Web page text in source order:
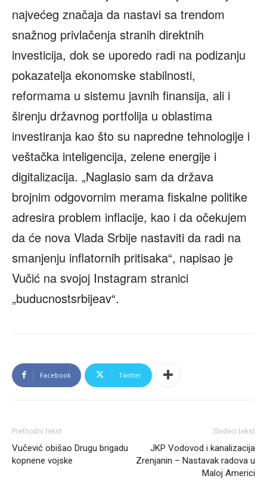
najvećeg značaja da nastavi sa trendom
snažnog privlačenja stranih direktnih
investicija, dok se uporedo radi na podizanju
pokazatelja ekonomske stabilnosti,
reformama u sistemu javnih finansija, ali i
širenju državnog portfolija u oblastima
investiranja kao što su napredne tehnologije i
veštačka inteligencija, zelene energije i
digitalizacija. „Naglasio sam da država
brojnim odgovornim merama fiskalne politike
adresira problem inflacije, kao i da očekujem
da će nova Vlada Srbije nastaviti da radi na
smanjenju inflatornih pritisaka“, napisao je
Vučić na svojoj Instagram stranici
„buducnostsrbijeav“.
Facebook Twitter
Prethodni tekst
Vučević obišao Drugu brigadu
kopnene vojske
Sledeći tekst
JKP Vodovod i kanalizacija
Zrenjanin – Nastavak radova u
Maloj Americi